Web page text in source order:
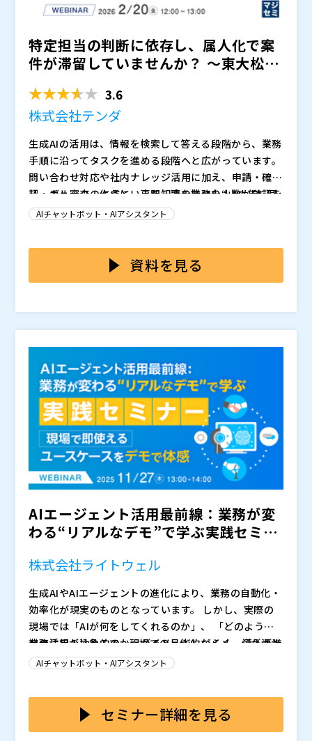
クオフィス業務の効率化やDX推進に邁進中。
株式会社LayerX（）
株式会社オープンソース活用研究所（
）
マジセミ株式会社（ ）
れる可能性があります。
特定担当の判断に依存し、属人化で案
件が滞留していませんか？ ～東大松尾
3.6
株式会社テンダ
生成AIの活用は、情報を検索して答える段階から、業務
手順に沿ってタスクを進める段階へと広がっています。
問い合わせ対応や社内ナレッジ活用に加え、申請・確
認・チェック・作成といった一連の業務を“止めずに回
す”ための仕組みとして、AIエージェントへの関心が高
リーガル審査のように、専門知識を持つ少人数が確認を
担う業務では、審査の集中がそのまま案件の滞留につな
が積み重なり、リードタイムが伸びる。結果として、業
務が属人化し、スピードと品質の両立が難しくなりま
ンパクトにも直結します。
します。あわせて、製造業のデータ分析、ワークフロー
自動作成、リーガル審査（規程・法規・社内ルールに基
じて、少数の専門担当に集中しがちな業務をどのように
自動化し、滞留を減らしていくかを紹介します。は、
し、を支援します。
株式会社Almondo（）
株式会社オープンソース活用研究所（）
マジセミ株式会社（）
※共催、協賛、協力、講演企業は将来的に追加、削除さ
れる可能性があります。
AIチャットボット・AIアシスタント
資料を見る
AIエージェント活用最前線：業務が変
わる“リアルなデモ”で学ぶ実践セミナ
株式会社ライトウェル
生成AIやAIエージェントの進化により、業務の自動化・
効率化が現実のものとなっています。 しかし、実際の
現場では「AIが何をしてくれるのか」、 「どのように
業務に組み込めるのか」がイメージしづらく、導入が進
まないケースも少なくありません。
AIの活用が抽象的で、現場での具体的なイメージが湧か
ない ツールの導入はしたが、活用が定着しない・使わ
解決のヒントを提供します。 業務別ユースケースのデ
モ - 製造業向け安全衛生/労災防止支援エージェント -
AIチャットボット・AIアシスタント
セミナー詳細を見る